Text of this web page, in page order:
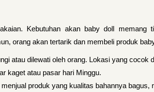
Kebutuhan akan baby doll memang
orang akan tertarik dan membeli produk
atau dilewati oleh orang. Lokasi yang cocok
kaget atau pasar hari Minggu.
produk yang kualitas bahannya bagus,